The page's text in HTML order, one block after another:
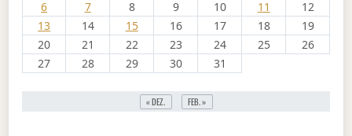
6
7 8 9 10 11
12
13
14 15 16 17 18
19
20
21 22 23 24 25
26
27
28 29 30 31
« DEZ. FEB. »